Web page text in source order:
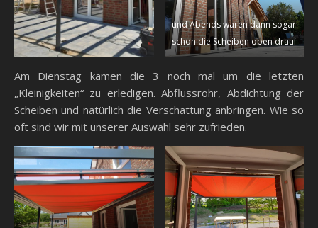
und Abends waren dann sogar
schon die Scheiben oben drauf
Am Dienstag kamen die 3 noch mal um die letzten
„Kleinigkeiten“ zu erledigen. Abflussrohr, Abdichtung der
Scheiben und natürlich die Verschattung anbringen. Wie so
oft sind wir mit unserer Auswahl sehr zufrieden.